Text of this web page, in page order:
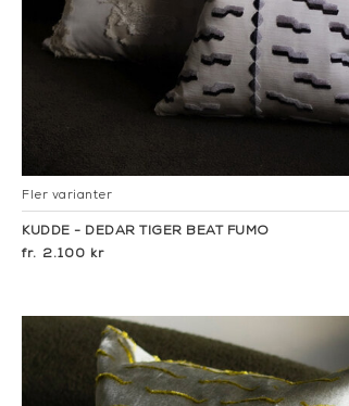
Hos
Fler varianter
KUDDE - DEDAR TIGER BEAT FUMO
2.100 kr